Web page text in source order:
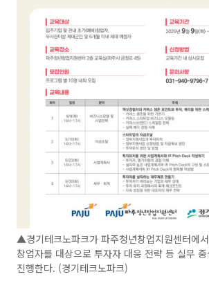
▲경기테크노파크가 파주청년창업지원센터에
창업자를 대상으로 투자자 대응 전략 등 실무
진행한다. (경기테크노파크)